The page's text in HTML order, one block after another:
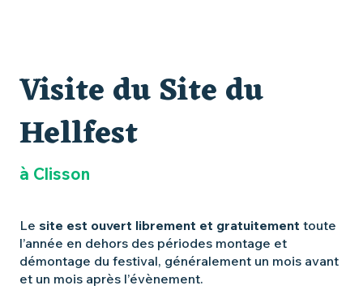
Visite du Site du
Hellfest
à Clisson
Le site est ouvert librement et gratuitement toute
l’année en dehors des périodes montage et
démontage du festival, généralement un mois avant
et un mois après l’évènement.